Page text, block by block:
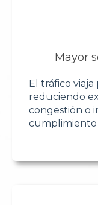
Mayor
El tráfico
reduciendo
congestión o